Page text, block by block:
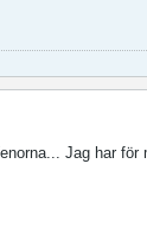
Jag har för